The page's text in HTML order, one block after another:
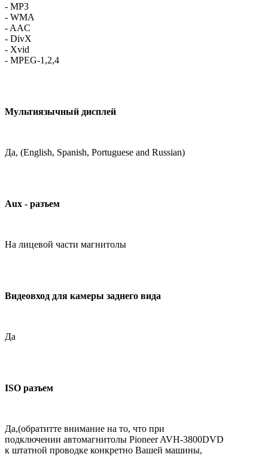
- MP3
- WMA
- AAC
- DivX
- Xvid
- MPEG-1,2,4
Мультиязычный дисплей
Да, (English, Spanish, Portuguese and Russian)
Aux - разъем
На лицевой части магнитолы
Видеовход для камеры заднего вида
Да
ISO разъем
Да,(обратитте внимание на то, что при
подключении автомагнитолы Pioneer AVH-3800DVD
к штатной проводке конкретно Вашей машины,